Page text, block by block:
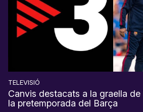
TELEVISIÓ
Canvis destacats a la graella
la pretemporada del Barça